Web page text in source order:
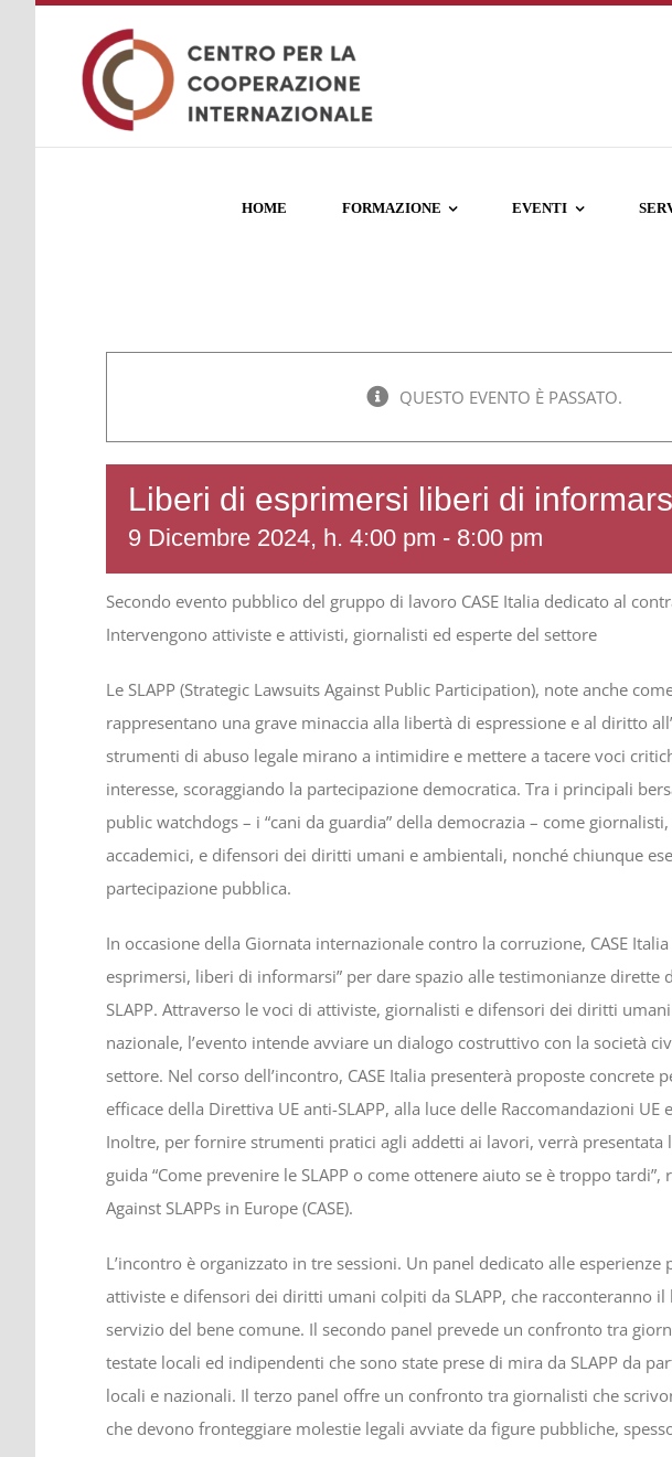
HOME FORMAZIONE EVENTI
QUESTO EVENTO È PASSATO.
Liberi di esprimersi liberi di
9 Dicembre 2024, h. 4:00 pm - 8:00 pm
Secondo evento pubblico del gruppo di lavoro CASE Italia dedicato al
Intervengono attiviste e attivisti, giornalisti ed esperte del settore
Le SLAPP (Strategic Lawsuits Against Public Participation), note anche
rappresentano una grave minaccia alla libertà di espressione e al diritto
strumenti di abuso legale mirano a intimidire e mettere a tacere voci
interesse, scoraggiando la partecipazione democratica. Tra i principali
public watchdogs – i “cani da guardia” della democrazia – come
accademici, e difensori dei diritti umani e ambientali, nonché chiunque
partecipazione pubblica.
In occasione della Giornata internazionale contro la corruzione, CASE
esprimersi, liberi di informarsi” per dare spazio alle testimonianze dirette
SLAPP. Attraverso le voci di attiviste, giornalisti e difensori dei diritti
nazionale, l’evento intende avviare un dialogo costruttivo con la società
settore. Nel corso dell’incontro, CASE Italia presenterà proposte concrete
efficace della Direttiva UE anti-SLAPP, alla luce delle Raccomandazioni UE
Inoltre, per fornire strumenti pratici agli addetti ai lavori, verrà presentata
guida “Come prevenire le SLAPP o come ottenere aiuto se è troppo tardi”,
Against SLAPPs in Europe (CASE).
L’incontro è organizzato in tre sessioni. Un panel dedicato alle
attiviste e difensori dei diritti umani colpiti da SLAPP, che racconteranno
servizio del bene comune. Il secondo panel prevede un confronto tra
testate locali ed indipendenti che sono state prese di mira da SLAPP da
locali e nazionali. Il terzo panel offre un confronto tra giornalisti che
che devono fronteggiare molestie legali avviate da figure pubbliche,